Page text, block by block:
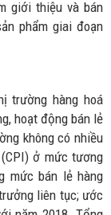
giới thiệu và bán
phẩm giai đoạn
trường hàng hoá
hoạt động bán lẻ
không có nhiều
ở mức tương
mức bán lẻ hàng
liên tục; ước